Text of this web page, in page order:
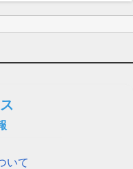
いて